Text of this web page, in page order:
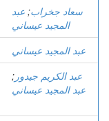
سعاد جخراب; عبد
المجيد عيساني
عبد المجيد عيساني
عبد الكريم جيدور ;
عبد المجيد عيساني